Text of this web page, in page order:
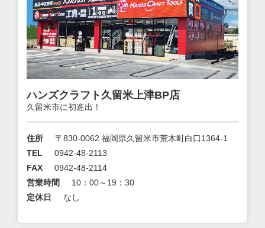
ハンズクラフト久留米上津BP店
久留米市に初進出！
住所
〒830-0062 福岡県久留米市荒木町白口1364-1
TEL
0942-48-2113
FAX
0942-48-2114
営業時間
10：00～19：30
定休日
なし